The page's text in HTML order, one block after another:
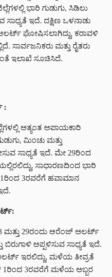
ಭಾರಿ ಗುಡುಗು, ಸಿಡಿಲು
ಇದೆ. ದಕ್ಷಿಣ ಒಳನಾಡು
ಘೋಷಿಸಲಾಗಿದ್ದು, ಕರಾವಳಿ
ಸಾರ್ವಜನಿಕರು ಮತ್ತು ರೈತರು
ಇಲಾಖೆ ಸೂಚಿಸಿದೆ.
:
ಅತ್ಯಂತ ಅಪಾಯಕಾರಿ
ಮಿಂಚು ಮತ್ತು
ಸಾಧ್ಯತೆ ಇದೆ. ಮೇ 29ರಿಂದ
ಸಾಧಾರಣದಿಂದ ಭಾರಿ
3ರವರೆಗೆ ಹವಾಮಾನ
ಮತ್ತು 29ರಂದು ಆರೆಂಜ್ ಅಲರ್ಟ್
ಅಪ್ಪಳಿಸುವ ಸಾಧ್ಯತೆ ಇದೆ.
ಇರಲಿದ್ದು, ಮಳೆಯ ತೀವ್ರತೆ
1ರಿಂದ 3ರವರೆಗೆ ಮಳೆಯ ಅಬ್ಬರ